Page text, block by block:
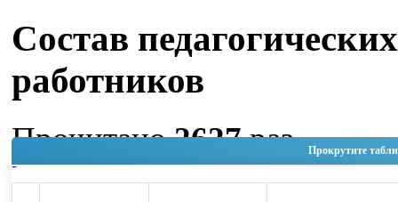
Состав педагогических
работников
Прокрутите
Прочитано2627раз
Наверх